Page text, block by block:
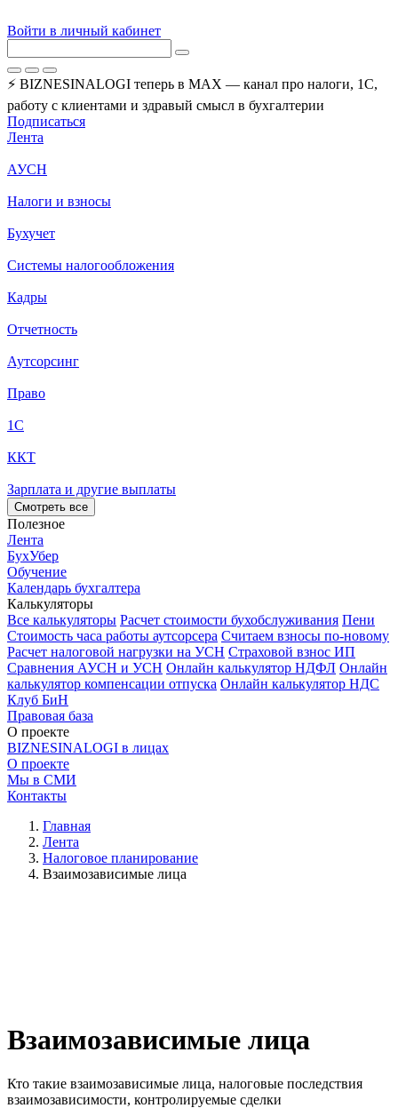
Войти в личный кабинет
⚡ BIZNESINALOGI теперь в MAX — канал про налоги, 1С,
работу с клиентами и здравый смысл в бухгалтерии
Подписаться
Лента
АУСН
Налоги и взносы
Бухучет
Системы налогообложения
Кадры
Отчетность
Аутсорсинг
Право
1С
ККТ
Зарплата и другие выплаты
Смотреть все
Полезное
Лента
БухУбер
Обучение
Календарь бухгалтера
Калькуляторы
Все калькуляторы Расчет стоимости бухобслуживания Пени
Стоимость часа работы аутсорсера Считаем взносы по-новому
Расчет налоговой нагрузки на УСН Страховой взнос ИП
Сравнения АУСН и УСН Онлайн калькулятор НДФЛ Онлайн
калькулятор компенсации отпуска Онлайн калькулятор НДС
Клуб БиН
Правовая база
О проекте
BIZNESINALOGI в лицах
О проекте
Мы в СМИ
Контакты
Главная
Лента
Налоговое планирование
Взаимозависимые лица
Взаимозависимые лица
Кто такие взаимозависимые лица, налоговые последствия
взаимозависимости, контролируемые сделки